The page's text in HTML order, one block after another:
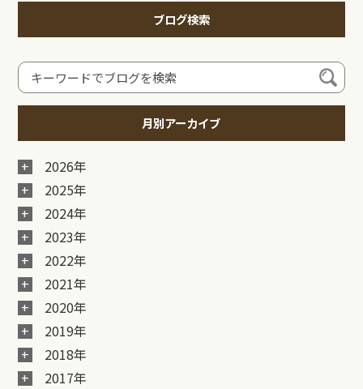
ブログ検索
月別アーカイブ
2026年
2025年
2024年
2023年
2022年
2021年
2020年
2019年
2018年
2017年